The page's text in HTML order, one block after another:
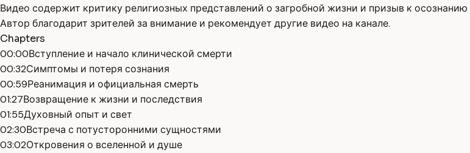
Видео содержит критику религиозных представлений о загробной жизни и призыв к
Автор благодарит зрителей за внимание и рекомендует другие видео на канале.
Chapters
00:00Вступление и начало клинической смерти
00:32Симптомы и потеря сознания
00:59Реанимация и официальная смерть
01:27Возвращение к жизни и последствия
01:55Духовный опыт и свет
02:30Встреча с потусторонними сущностями
03:02Откровения о вселенной и душе